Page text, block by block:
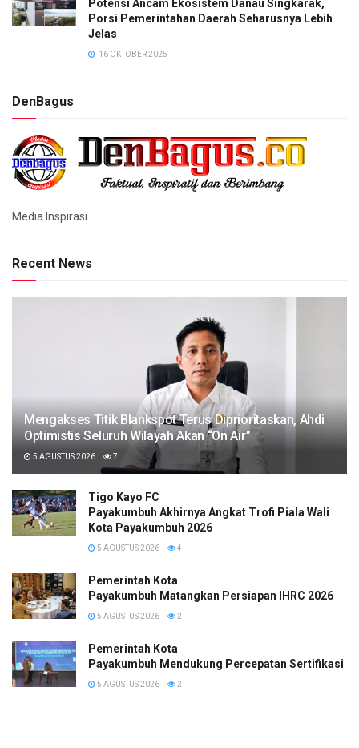
Potensi Ancam Ekosistem Danau Singkarak,
Porsi Pemerintahan Daerah Seharusnya Lebih
Jelas
16 OKTOBER 2025
DenBagus
Media Inspirasi
Recent News
Mengakses Titik Blankspot Terus Diprioritaskan, Ahdi
Optimistis Seluruh Wilayah Akan “On Air”
5 AGUSTUS 2026 7
Tigo Kayo FC
Payakumbuh Akhirnya Angkat Trofi Piala Wali
Kota Payakumbuh 2026
5 AGUSTUS 2026 4
Pemerintah Kota
Payakumbuh Matangkan Persiapan IHRC 2026
5 AGUSTUS 2026 2
Pemerintah Kota
Payakumbuh Mendukung Percepatan Sertifikasi
5 AGUSTUS 2026 2